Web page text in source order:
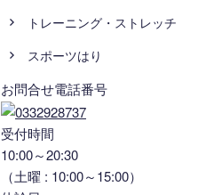
トレーニング・ストレッチ
スポーツはり
お問合せ電話番号
受付時間
10:00～20:30
（土曜 : 10:00～15:00）